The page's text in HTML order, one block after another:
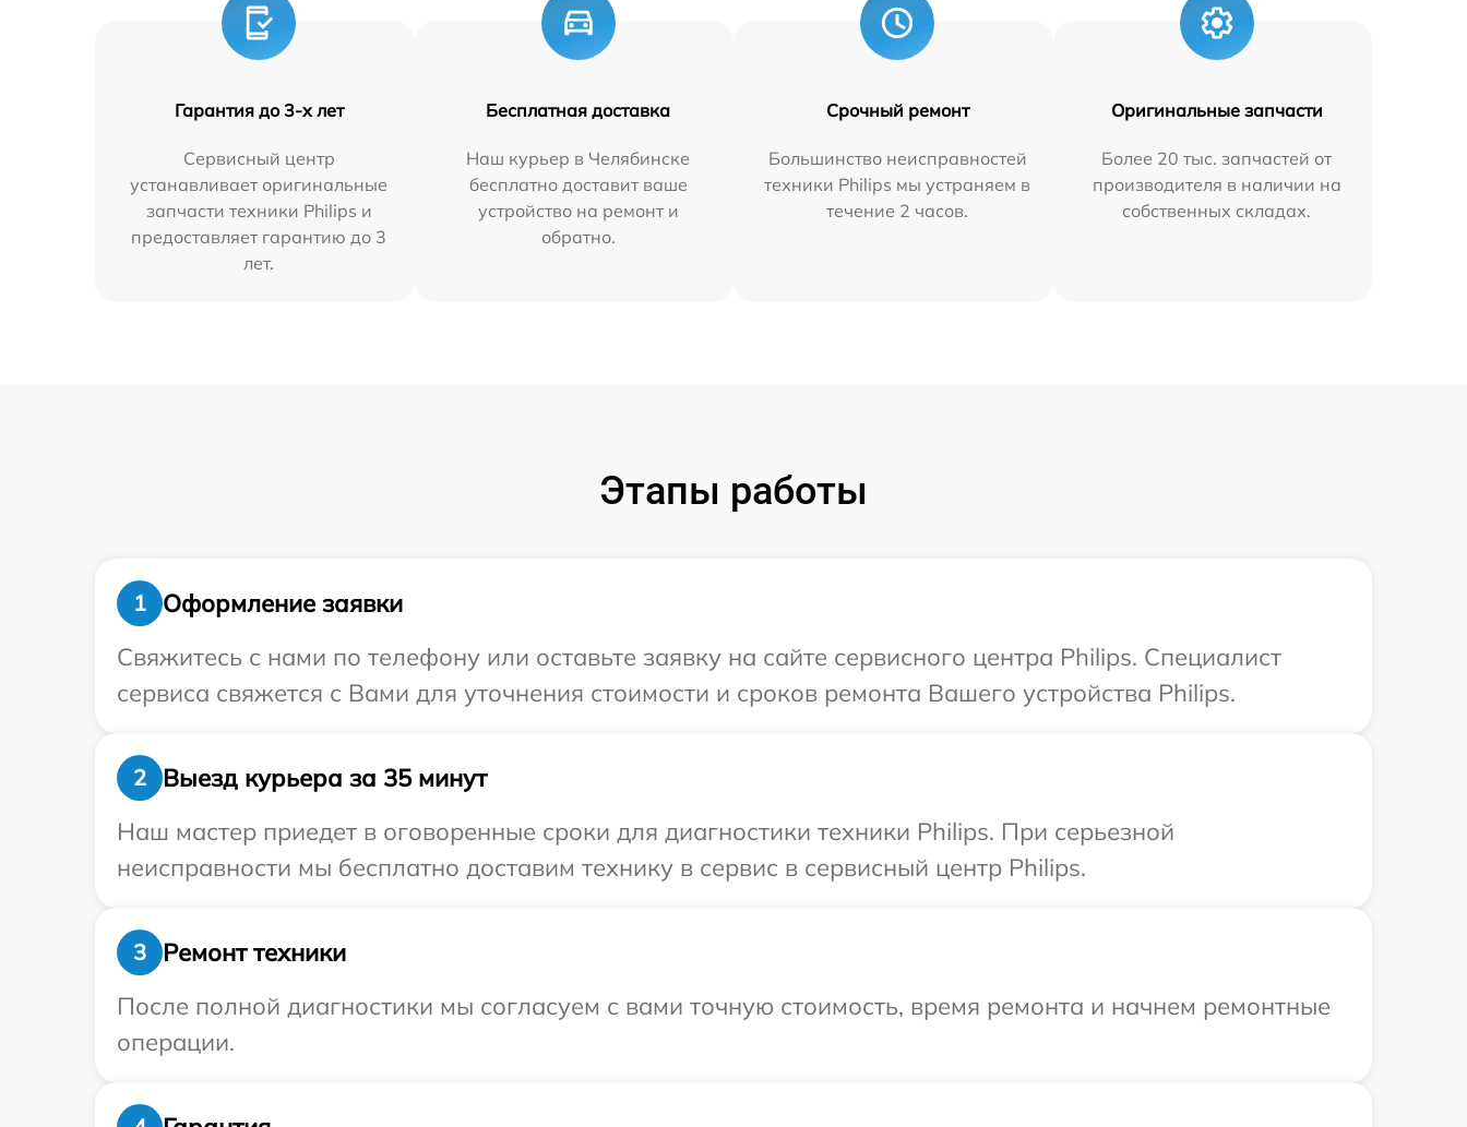
Гарантия до 3-х лет
Сервисный центр
устанавливает оригинальные
запчасти техники Philips и
предоставляет гарантию до 3
лет.
Бесплатная доставка
Наш курьер в Челябинске
бесплатно доставит ваше
устройство на ремонт и
обратно.
Срочный ремонт
Большинство неисправностей
техники Philips мы устраняем в
течение 2 часов.
Оригинальные запчасти
Более 20 тыс. запчастей от
производителя в наличии на
собственных складах.
Этапы работы
1
Оформление заявки
Свяжитесь с нами по телефону или оставьте заявку на сайте сервисного центра Philips. Специалист
сервиса свяжется с Вами для уточнения стоимости и сроков ремонта Вашего устройства Philips.
2
Выезд курьера за 35 минут
Наш мастер приедет в оговоренные сроки для диагностики техники Philips. При серьезной
неисправности мы бесплатно доставим технику в сервис в сервисный центр Philips.
3
Ремонт техники
После полной диагностики мы согласуем с вами точную стоимость, время ремонта и начнем ремонтные
операции.